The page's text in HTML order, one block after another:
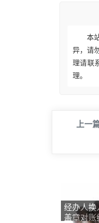
本
异，请
理请联
理。
上一
经办人换
盖章对账